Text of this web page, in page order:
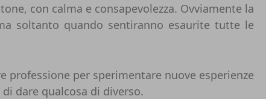
con calma e consapevolezza. Ovviamente la
soltanto quando sentiranno esaurite tutte le
professione per sperimentare nuove esperienze
dare qualcosa di diverso.